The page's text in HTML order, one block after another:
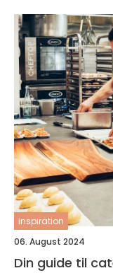
inspiration
06. August 2024
Din guide til